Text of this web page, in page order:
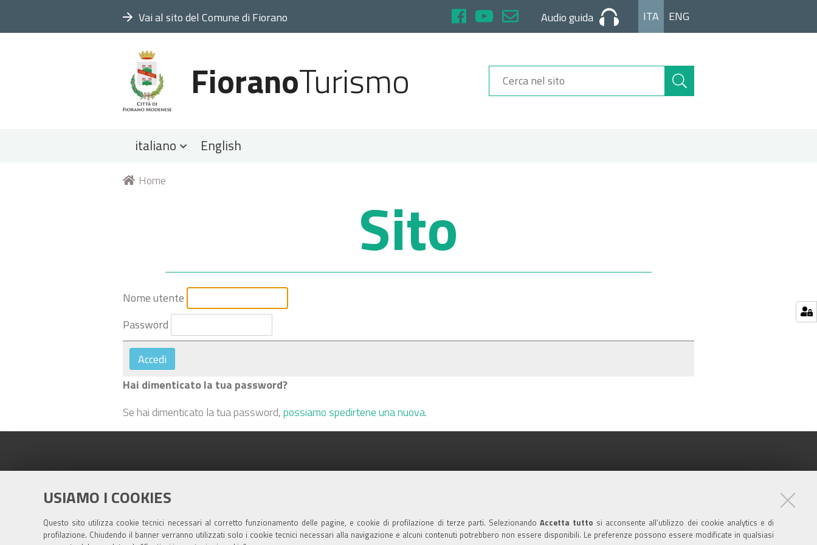
USIAMO I COOKIES
Questo sito utilizza cookie tecnici necessari al corretto funzionamento delle pagine, e cookie di profilazione di terze parti. SelezionandoAccetta tutto si acconsente all’utilizzo dei cookie analytics e di
profilazione. Chiudendo il banner verranno utilizzati solo i cookie tecnici necessari alla navigazione e alcuni contenuti potrebbero non essere disponibili. Le preferenze possono essere modificate in qualsiasi
Vai al sito del Comune di Fiorano Audio guida ITA ENG
FioranoTurismo
Cerca
nel
italiano English
Tu Home
Sito
Nome utente
Password
Hai dimenticato la tua password?
Se hai dimenticato la tua password,possiamo spedirtene una nuova.